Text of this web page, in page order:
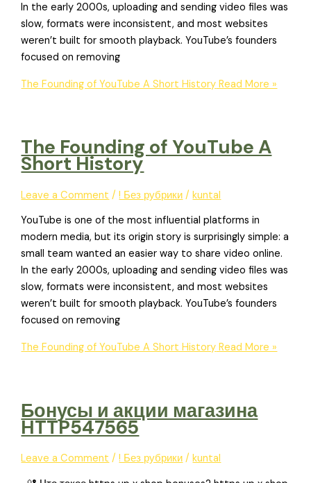
In the early 2000s, uploading and sending video files was
slow, formats were inconsistent, and most websites
weren’t built for smooth playback. YouTube’s founders
focused on removing
The Founding of YouTube A Short History Read More »
The Founding of YouTube A
Short History
Leave a Comment /! Без рубрики /kuntal
YouTube is one of the most influential platforms in
modern media, but its origin story is surprisingly simple: a
small team wanted an easier way to share video online.
In the early 2000s, uploading and sending video files was
slow, formats were inconsistent, and most websites
weren’t built for smooth playback. YouTube’s founders
focused on removing
The Founding of YouTube A Short History Read More »
Бонусы и акции магазина
HTTP547565
Leave a Comment /! Без рубрики /kuntal